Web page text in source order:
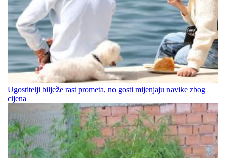
Ugostitelji bilježe rast prometa, no gosti mijenjaju navike zbog
cijena